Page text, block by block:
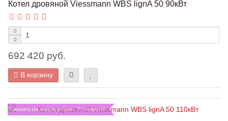
Котел дровяной Viessmann WBS lignA 50 90кВт
692 420 руб.
В корзину
Заменен на новую серию. Уточняйте!